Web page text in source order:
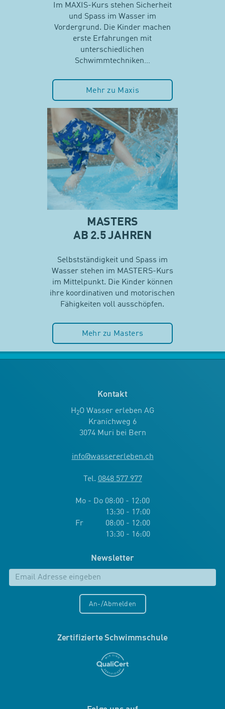
Im MAXIS-Kurs stehen Sicherheit
und Spass im Wasser im
Vordergrund. Die Kinder machen
erste Erfahrungen mit
unterschiedlichen
Schwimmtechniken…
Mehr zu Maxis
MASTERS
AB 2.5 JAHREN
Selbstständigkeit und Spass im
Wasser stehen im MASTERS-Kurs
im Mittelpunkt. Die Kinder können
ihre koordinativen und motorischen
Fähigkeiten voll ausschöpfen.
Mehr zu Masters
Kontakt
H2O Wasser erleben AG
Kranichweg 6
3074 Muri bei Bern
info@wassererleben.ch
Tel. 0848 577 977
Mo - Do 08:00 - 12:00
13:30 - 17:00
Fr 08:00 - 12:00
13:30 - 16:00
Newsletter
An-/Abmelden
Zertifizierte Schwimmschule